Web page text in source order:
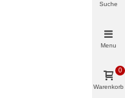
Suche
Menu
Warenkorb
0